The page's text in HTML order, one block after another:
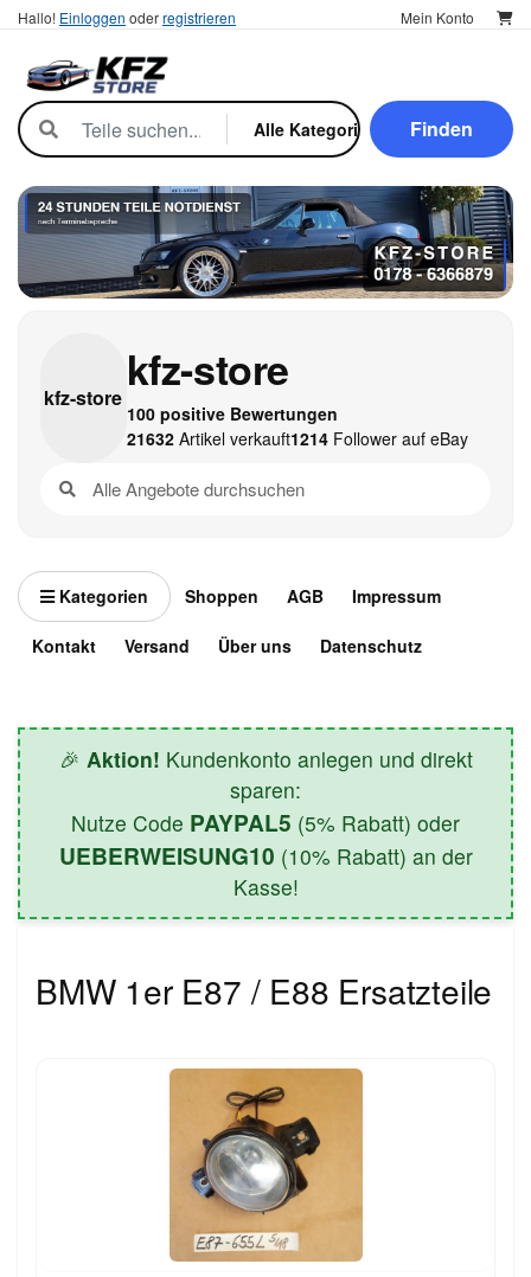
Hallo! Einloggen oderregistrieren Mein Konto
Finden
kfz-store
kfz-store
100 positive Bewertungen
21632Artikel verkauft1214Follower auf eBay
Kategorien Shoppen AGB Impressum
Kontakt Versand Über uns Datenschutz
🎉 Aktion! Kundenkonto anlegen und direkt
sparen:
Nutze Code PAYPAL5 (5% Rabatt) oder
UEBERWEISUNG10 (10% Rabatt) an der
Kasse!
BMW 1er E87 / E88 Ersatzteile